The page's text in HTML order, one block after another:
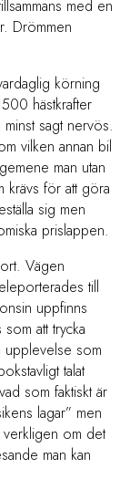
med en
Drömmen
körning
hästkrafter
sagt nervös.
vilken annan bil
man utan
krävs för att göra
sig men
prislappen.
Vägen
till
uppfinns
att trycka
upplevelse som
talat
som faktiskt är
lagar” men
verkligen om det
man kan